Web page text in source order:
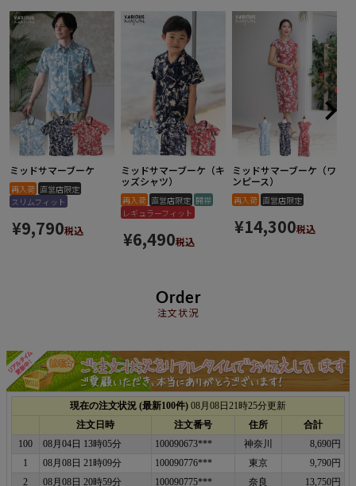
ミッドサマーブーケ
再入荷 直営店限定
スリムフィット
¥9,790税込
ミッドサマーブーケ（キ
ッズシャツ）
再入荷 直営店限定 開襟
レギュラーフィット
¥6,490税込
ミッドサマーブーケ（ワ
ンピース）
再入荷 直営店限定
¥14,300税込
Order
注文状況